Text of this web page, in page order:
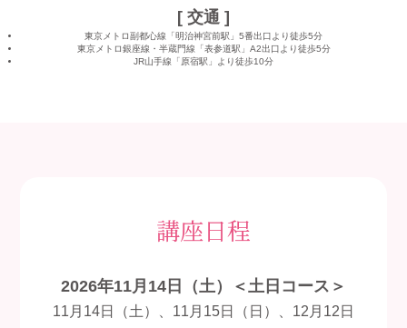
[ 交通 ]
東京メトロ副都心線「明治神宮前駅」5番出口より徒歩5分
東京メトロ銀座線・半蔵門線「表参道駅」A2出口より徒歩5分
JR山手線「原宿駅」より徒歩10分
講座日程
2026年11月14日（土）＜土日コース＞
11月14日（土）、11月15日（日）、12月12日